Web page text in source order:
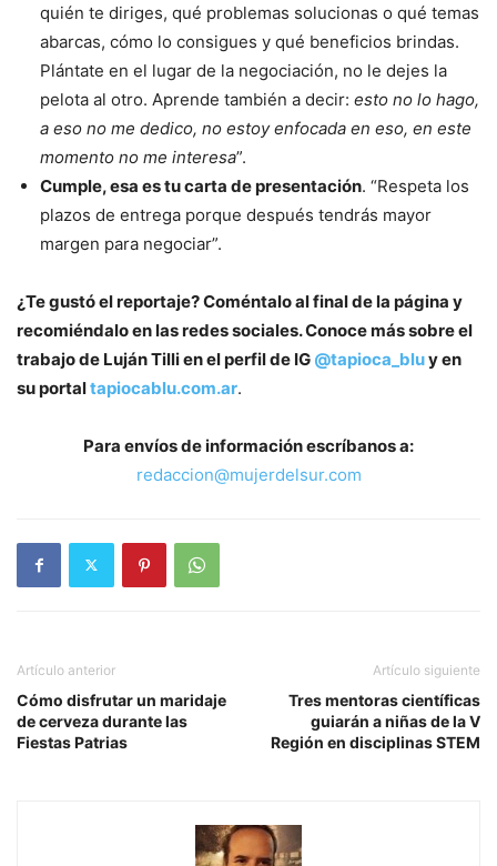
quién te diriges, qué problemas solucionas o qué temas
abarcas, cómo lo consigues y qué beneficios brindas.
Plántate en el lugar de la negociación, no le dejes la
pelota al otro. Aprende también a decir: esto no lo hago,
a eso no me dedico, no estoy enfocada en eso, en este
momento no me interesa”.
Cumple, esa es tu carta de presentación. “Respeta los
plazos de entrega porque después tendrás mayor
margen para negociar”.
¿Te gustó el reportaje? Coméntalo al final de la página y
recomiéndalo en las redes sociales. Conoce más sobre el
trabajo de Luján Tilli en el perfil de IG @tapioca_bluy en
su portaltapiocablu.com.ar.
Para envíos de información escríbanos a:
redaccion@mujerdelsur.com
Artículo anterior
Cómo disfrutar un maridaje
de cerveza durante las
Fiestas Patrias
Artículo siguiente
Tres mentoras científicas
guiarán a niñas de la V
Región en disciplinas STEM